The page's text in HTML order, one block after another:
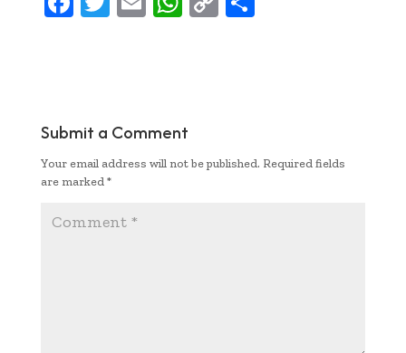
oo
k
r
A
p
p
k
Submit a Comment
Your email address will not be published. Required fields
are marked *